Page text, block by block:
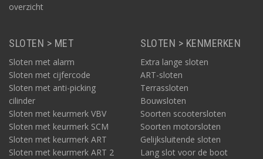
overzicht
SLOTEN > MET
Sloten met alarm
Sloten met cijfercode
Sloten met anti-picking
cilinder
Sloten met keurmerk VBV
Sloten met keurmerk SCM
Sloten met keurmerk ART
Sloten met keurmerk ART 2
SLOTEN > KENMERKEN
Extra lange sloten
ART-sloten
Terrassloten
Bouwsloten
Soorten scootersloten
Soorten motorsloten
Gelijksluitende sloten
Lang slot voor de boot